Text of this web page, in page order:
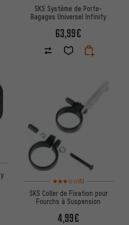
SKS Système de Porte-
Bagages Universel Infinity
63,99€
d'après 1 avis
Note moyenne : 3 sur 5
(5)
SKS Coller de Fixation pour
Fourchs à Suspension
4,99€